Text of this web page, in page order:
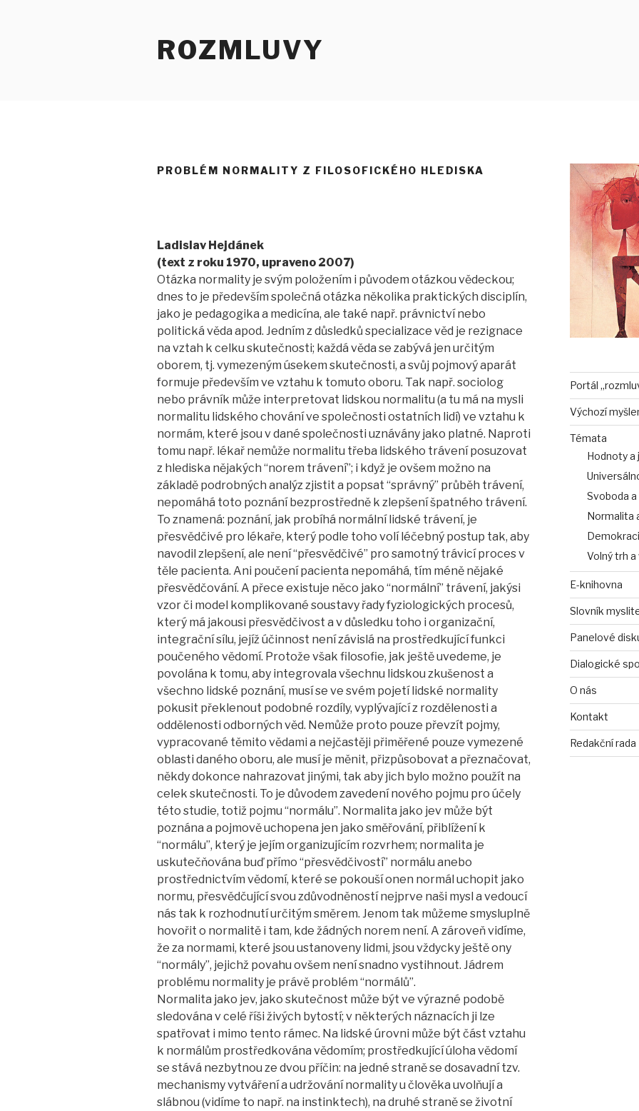
ROZMLUVY
PROBLÉM NORMALITY Z FILOSOFICKÉHO HLEDISKA
Ladislav Hejdánek
(text z roku 1970, upraveno 2007)
Otázka normality je svým položením i původem otázkou vědeckou;
dnes to je především společná otázka několika praktických disciplín,
jako je pedagogika a medicína, ale také např. právnictví nebo
politická věda apod. Jedním z důsledků specializace věd je rezignace
na vztah k celku skutečnosti; každá věda se zabývá jen určitým
oborem, tj. vymezeným úsekem skutečnosti, a svůj pojmový aparát
formuje především ve vztahu k tomuto oboru. Tak např. sociolog
nebo právník může interpretovat lidskou normalitu (a tu má na mysli
normalitu lidského chování ve společnosti ostatních lidí) ve vztahu k
normám, které jsou v dané společnosti uznávány jako platné. Naproti
tomu např. lékař nemůže normalitu třeba lidského trávení posuzovat
z hlediska nějakých “norem trávení”; i když je ovšem možno na
základě podrobných analýz zjistit a popsat “správný” průběh trávení,
nepomáhá toto poznání bezprostředně k zlepšení špatného trávení.
To znamená: poznání, jak probíhá normální lidské trávení, je
přesvědčivé pro lékaře, který podle toho volí léčebný postup tak, aby
navodil zlepšení, ale není “přesvědčivé” pro samotný trávicí proces v
těle pacienta. Ani poučení pacienta nepomáhá, tím méně nějaké
přesvědčování. A přece existuje něco jako “normální” trávení, jakýsi
vzor či model komplikované soustavy řady fyziologických procesů,
který má jakousi přesvědčivost a v důsledku toho i organizační,
integrační sílu, jejíž účinnost není závislá na prostředkující funkci
poučeného vědomí. Protože však filosofie, jak ještě uvedeme, je
povolána k tomu, aby integrovala všechnu lidskou zkušenost a
všechno lidské poznání, musí se ve svém pojetí lidské normality
pokusit překlenout podobné rozdíly, vyplývající z rozdělenosti a
oddělenosti odborných věd. Nemůže proto pouze převzít pojmy,
vypracované těmito vědami a nejčastěji přiměřené pouze vymezené
oblasti daného oboru, ale musí je měnit, přizpůsobovat a přeznačovat,
někdy dokonce nahrazovat jinými, tak aby jich bylo možno použít na
celek skutečnosti. To je důvodem zavedení nového pojmu pro účely
této studie, totiž pojmu “normálu”. Normalita jako jev může být
poznána a pojmově uchopena jen jako směřování, přiblížení k
“normálu”, který je jejím organizujícím rozvrhem; normalita je
uskutečňována buď přímo “přesvědčivostí” normálu anebo
prostřednictvím vědomí, které se pokouší onen normál uchopit jako
normu, přesvědčující svou zdůvodněností nejprve naši mysl a vedoucí
nás tak k rozhodnutí určitým směrem. Jenom tak můžeme smysluplně
hovořit o normalitě i tam, kde žádných norem není. A zároveň vidíme,
že za normami, které jsou ustanoveny lidmi, jsou vždycky ještě ony
“normály”, jejichž povahu ovšem není snadno vystihnout. Jádrem
problému normality je právě problém “normálů”.
Normalita jako jev, jako skutečnost může být ve výrazné podobě
sledována v celé říši živých bytostí; v některých náznacích ji lze
spatřovat i mimo tento rámec. Na lidské úrovni může být část vztahu
k normálům prostředkována vědomím; prostředkující úloha vědomí
se stává nezbytnou ze dvou příčin: na jedné straně se dosavadní tzv.
mechanismy vytváření a udržování normality u člověka uvolňují a
slábnou (vidíme to např. na instinktech), na druhé straně se životní
Portál
Výchozí
Témata
Hodnoty a
Svoboda
Normalita
Volný trh
E-knihovna
Slovník
Panelové
Dialogické
O nás
Kontakt
Redakční rada